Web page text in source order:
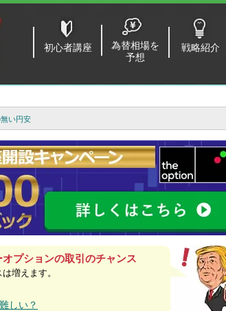
初心者講座
為替相場を
予想
戦略紹介
い円安
プションの取引のチャンス
増えます。
しい？